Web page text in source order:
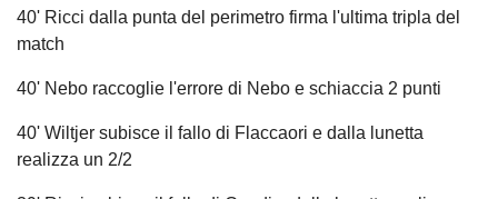
40' Ricci dalla punta del perimetro firma l'ultima tripla del
match
40' Nebo raccoglie l'errore di Nebo e schiaccia 2 punti
40' Wiltjer subisce il fallo di Flaccaori e dalla lunetta
realizza un 2/2